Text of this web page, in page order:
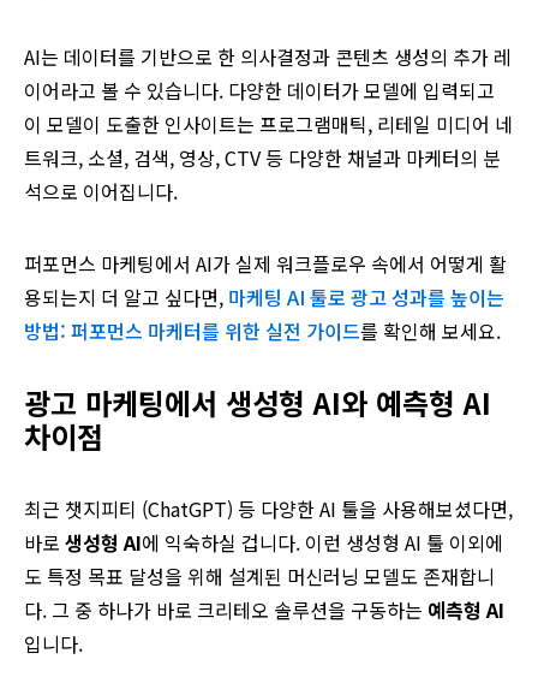
AI는 데이터를 기반으로 한 의사결정과 콘텐츠 생성의 추가 레
이어라고 볼 수 있습니다. 다양한 데이터가 모델에 입력되고
이 모델이 도출한 인사이트는 프로그램매틱, 리테일 미디어 네
트워크, 소셜, 검색, 영상, CTV 등 다양한 채널과 마케터의 분
석으로 이어집니다.
퍼포먼스 마케팅에서 AI가 실제 워크플로우 속에서 어떻게 활
용되는지 더 알고 싶다면, 마케팅 AI 툴로 광고 성과를 높이는
방법: 퍼포먼스 마케터를 위한 실전 가이드를 확인해 보세요.
광고 마케팅에서 생성형 AI와 예측형 AI
차이점
최근 챗지피티 (ChatGPT) 등 다양한 AI 툴을 사용해보셨다면,
바로 생성형 AI에 익숙하실 겁니다. 이런 생성형 AI 툴 이외에
도 특정 목표 달성을 위해 설계된 머신러닝 모델도 존재합니
다. 그 중 하나가 바로 크리테오 솔루션을 구동하는 예측형 AI
입니다.